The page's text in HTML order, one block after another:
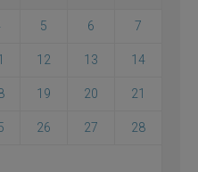
5 6 7
12 13 14
19 20 21
26 27 28